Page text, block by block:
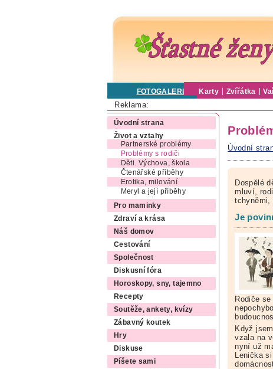
FOTOGALERIE Karty Zvířátka
Reklama:
Úvodní strana
Život a vztahy
Partnerské problémy
Problémy s rodiči
Děti. Výchova, škola
Čtenářské příběhy
Erotika, milování
Meryl a její příběhy
Pro maminky
Zdraví a krása
Náš domov
Cestování
Společnost
Diskusní fóra
Horoskopy, sny, tajemno
Recepty
Soutěže, ankety, kvízy
Zábavný koutek
Hry
Diskuse
Píšete sami
Úvodní
Dospělé
mluví,
tchyněmi,
Je
Rodiče
Když
vzala na
nyní už
Lenička